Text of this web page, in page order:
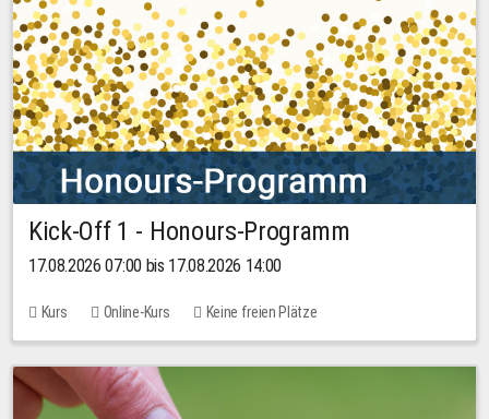
Kick-Off 1 - Honours-Programm
17.08.2026 07:00 bis 17.08.2026 14:00
Kurs Online-Kurs Keine freien Plätze